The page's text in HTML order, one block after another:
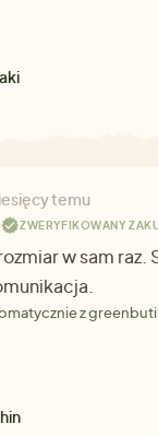
temu
ZWERYFIKOWANY
w sam raz.
z